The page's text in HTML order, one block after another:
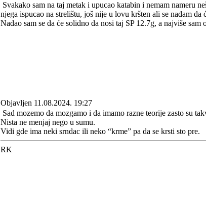
Svakako sam na taj metak i upucao katabin i nemam nameru
njega ispucao na strelištu, još nije u lovu kršten ali se nadam
Nadao sam se da će solidno da nosi taj SP 12.7g, a najviše
Objavljen 11.08.2024. 19:27
Sad mozemo da mozgamo i da imamo razne teorije zasto su
Nista ne menjaj nego u sumu.
Vidi gde ima neki srndac ili neko “krme” pa da se krsti sto pre.
RK